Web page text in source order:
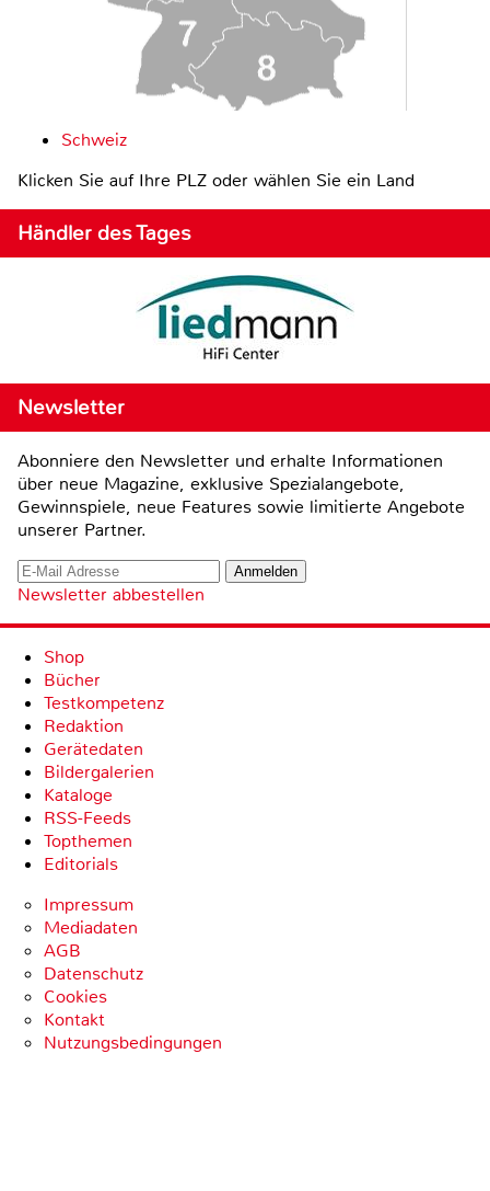
Schweiz
Klicken Sie auf Ihre PLZ oder wählen Sie ein Land
Händler des Tages
Newsletter
Abonniere den Newsletter und erhalte Informationen
über neue Magazine, exklusive Spezialangebote,
Gewinnspiele, neue Features sowie limitierte Angebote
unserer Partner.
Newsletter abbestellen
Shop
Bücher
Testkompetenz
Redaktion
Gerätedaten
Bildergalerien
Kataloge
RSS-Feeds
Topthemen
Editorials
Impressum
Mediadaten
AGB
Datenschutz
Cookies
Kontakt
Nutzungsbedingungen